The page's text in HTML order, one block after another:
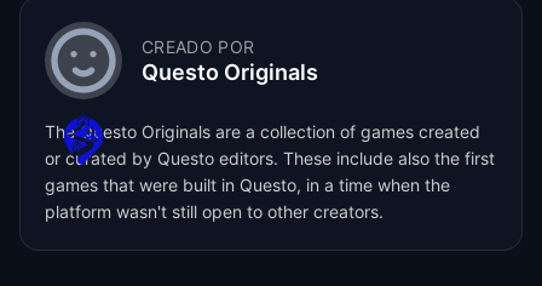
CREADO POR
Questo Originals
The Questo Originals are a collection of games created
or curated by Questo editors. These include also the first
games that were built in Questo, in a time when the
platform wasn't still open to other creators.